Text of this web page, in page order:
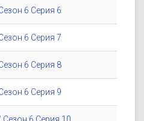
6 Серия 6
6 Серия 7
6 Серия 8
6 Серия 9